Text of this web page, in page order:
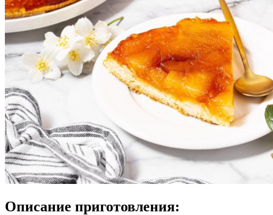
Описание приготовления: